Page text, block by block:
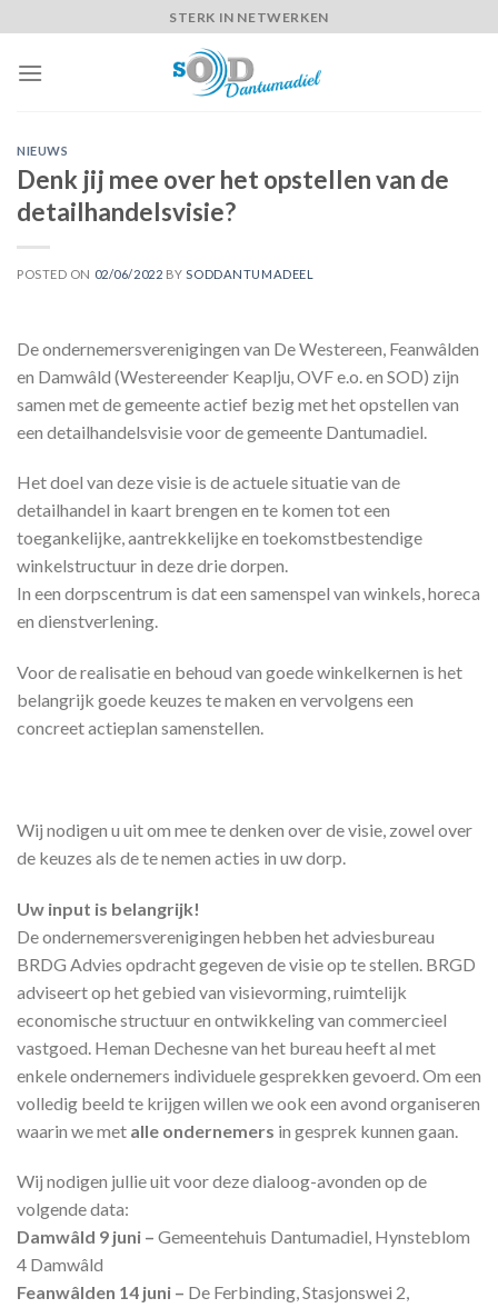
to
content
STERK IN NETWERKEN
NIEUWS
Denk jij mee over het opstellen van de
detailhandelsvisie?
POSTED ON 02/06/2022 BY SODDANTUMADEEL
De ondernemersverenigingen van De Westereen, Feanwâlden
en Damwâld (Westereender Keaplju, OVF e.o. en SOD) zijn
samen met de gemeente actief bezig met het opstellen van
een detailhandelsvisie voor de gemeente Dantumadiel.
Het doel van deze visie is de actuele situatie van de
detailhandel in kaart brengen en te komen tot een
toegankelijke, aantrekkelijke en toekomstbestendige
winkelstructuur in deze drie dorpen.
In een dorpscentrum is dat een samenspel van winkels, horeca
en dienstverlening.
Voor de realisatie en behoud van goede winkelkernen is het
belangrijk goede keuzes te maken en vervolgens een
concreet actieplan samenstellen.
Wij nodigen u uit om mee te denken over de visie, zowel over
de keuzes als de te nemen acties in uw dorp.
Uw input is belangrijk!
De ondernemersverenigingen hebben het adviesbureau
BRDG Advies opdracht gegeven de visie op te stellen. BRGD
adviseert op het gebied van visievorming, ruimtelijk
economische structuur en ontwikkeling van commercieel
vastgoed. Heman Dechesne van het bureau heeft al met
enkele ondernemers individuele gesprekken gevoerd. Om een
volledig beeld te krijgen willen we ook een avond organiseren
waarin we met alle ondernemers in gesprek kunnen gaan.
Wij nodigen jullie uit voor deze dialoog-avonden op de
volgende data:
Damwâld 9 juni – Gemeentehuis Dantumadiel, Hynsteblom
4 Damwâld
Feanwâlden 14 juni – De Ferbinding, Stasjonswei 2,